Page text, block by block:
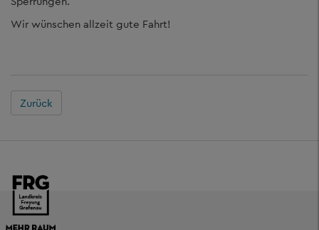
Wir wünschen allzeit gute Fahrt!
Zurück